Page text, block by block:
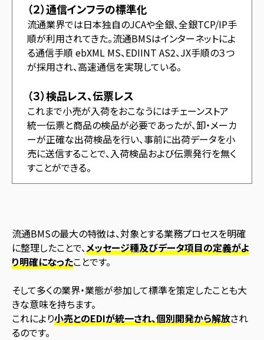
（２）通信インフラの標準化
流通業界では日本独自のJCAや全銀、全銀TCP/IP手
順が利用されてきた。流通BMSはインターネットによ
る通信手順 ebXML MS、EDIINT AS2、JX手順の３つ
が採用され、高速通信を実現している。
（３）検品レス、伝票レス
これまで小売が入荷をおこなうにはチェーンストア
統一伝票と商品の検品が必要であったが、卸・メーカ
ーが正確な出荷検品を行い、事前に出荷データを小
売に送信することで、入荷検品および伝票発行を無く
すことができる。
流通BMSの最大の特徴は、対象とする業務プロセスを明確
に整理したことで、メッセージ種及びデータ項目の定義がよ
り明確になったことです。
そして多くの業界・業態が参加して標準を策定したことも大
きな意味を持ちます。
これにより小売とのEDIが統一され、個別開発から解放され
るのです。